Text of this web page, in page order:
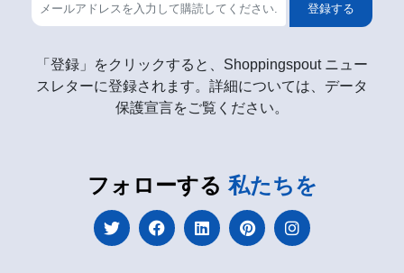
登録する
「登録」をクリックすると、Shoppingspout ニュー
スレターに登録されます。詳細については、データ
保護宣言をご覧ください。
フォローする 私たちを